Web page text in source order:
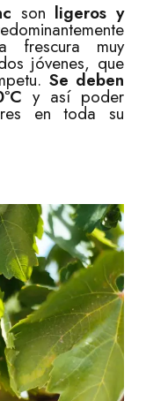
son ligeros y
frescura muy
jóvenes, que
Se deben
y así poder
en toda su